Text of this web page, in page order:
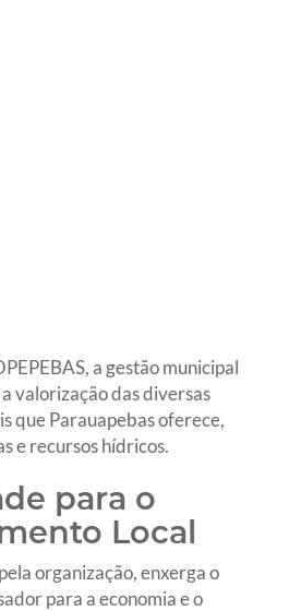
a gestão municipal
valorização das diversas
que Parauapebas oferece,
e recursos hídricos.
para o
Local
organização, enxerga o
para a economia e o